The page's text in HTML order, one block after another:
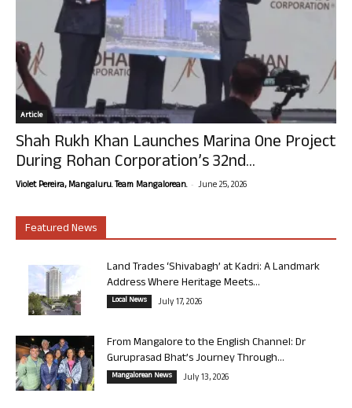
Article
Shah Rukh Khan Launches Marina One Project
During Rohan Corporation’s 32nd...
Violet Pereira, Mangaluru. Team Mangalorean. - June 25, 2026
Featured News
Land Trades ‘Shivabagh’ at Kadri: A Landmark
Address Where Heritage Meets...
Local News July 17, 2026
From Mangalore to the English Channel: Dr
Guruprasad Bhat’s Journey Through...
Mangalorean News July 13, 2026